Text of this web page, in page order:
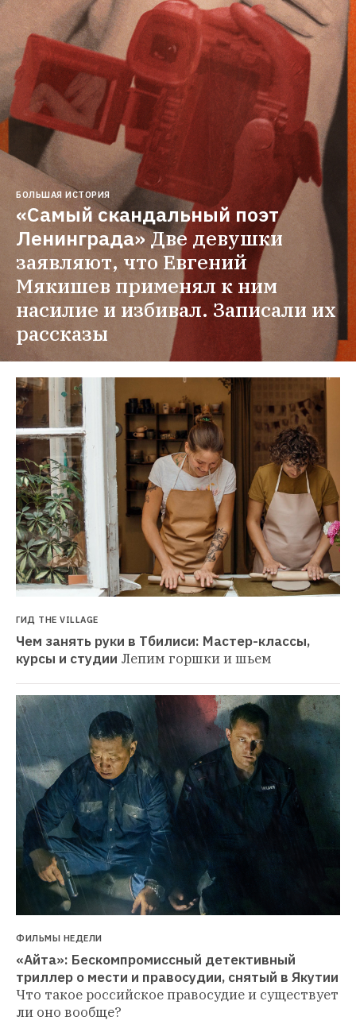
БОЛЬШАЯ ИСТОРИЯ
«Самый скандальный поэт
Ленинграда»Две девушки
заявляют, что Евгений
Мякишев применял к ним
насилие и избивал. Записали их
рассказы
ГИД THE VILLAGE
Чем занять руки в Тбилиси: Мастер-классы,
курсы и студии Лепим горшки и шьем
ФИЛЬМЫ НЕДЕЛИ
«Айта»: Бескомпромиссный детективный
триллер о мести и правосудии, снятый в Якутии
Что такое российское правосудие и существует
ли оно вообще?